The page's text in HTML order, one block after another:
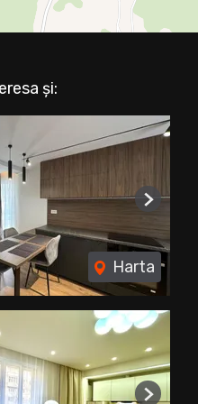
și:
Harta
Next